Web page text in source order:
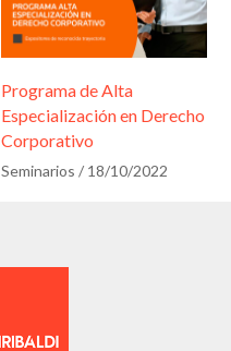
Programa de Alta
Especialización en Derecho
Corporativo
Seminarios / 18/10/2022